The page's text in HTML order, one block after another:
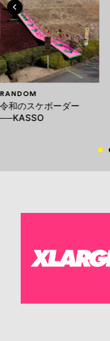
RANDOM
令和のスケボーダー
──KASSO